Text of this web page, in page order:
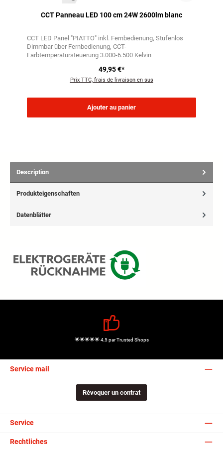
CCT Panneau LED 100 cm 24W 2600lm blanc
CCT LED Panel "PIATTO" inkl. Fernbedienung Stufenlos
Dimmbar über Fernbedienung CCT-
Farbtemperatursteuerung 3.000-6.500 Kelvin
49,95 €*
Prix TTC, frais de livraison en sus
Ajouter au panier
Description
Produkteigenschaften
Datenblätter
🌟🌟🌟🌟🌟 4,5 par Trusted Shops
Service mail
Révoquer un contrat
Service
Rechtliches